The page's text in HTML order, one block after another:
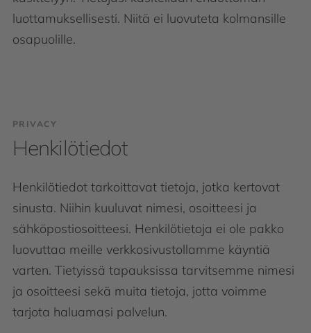
luottamuksellisesti. Niitä ei luovuteta kolmansille
osapuolille.
PRIVACY
Henkilötiedot
Henkilötiedot tarkoittavat tietoja, jotka kertovat
sinusta. Niihin kuuluvat nimesi, osoitteesi ja
sähköpostiosoitteesi. Henkilötietoja ei ole pakko
luovuttaa meille verkkosivustollamme käyntiä
varten. Tietyissä tapauksissa tarvitsemme nimesi
ja osoitteesi sekä muita tietoja, jotta voimme
tarjota haluamasi palvelun.